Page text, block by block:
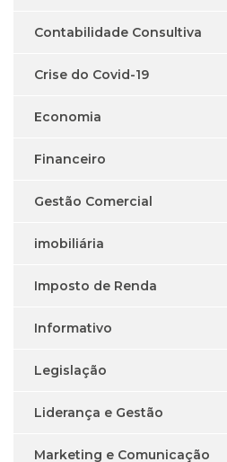
Contabilidade Consultiva
Crise do Covid-19
Economia
Financeiro
Gestão Comercial
imobiliária
Imposto de Renda
Informativo
Legislação
Liderança e Gestão
Marketing e Comunicação